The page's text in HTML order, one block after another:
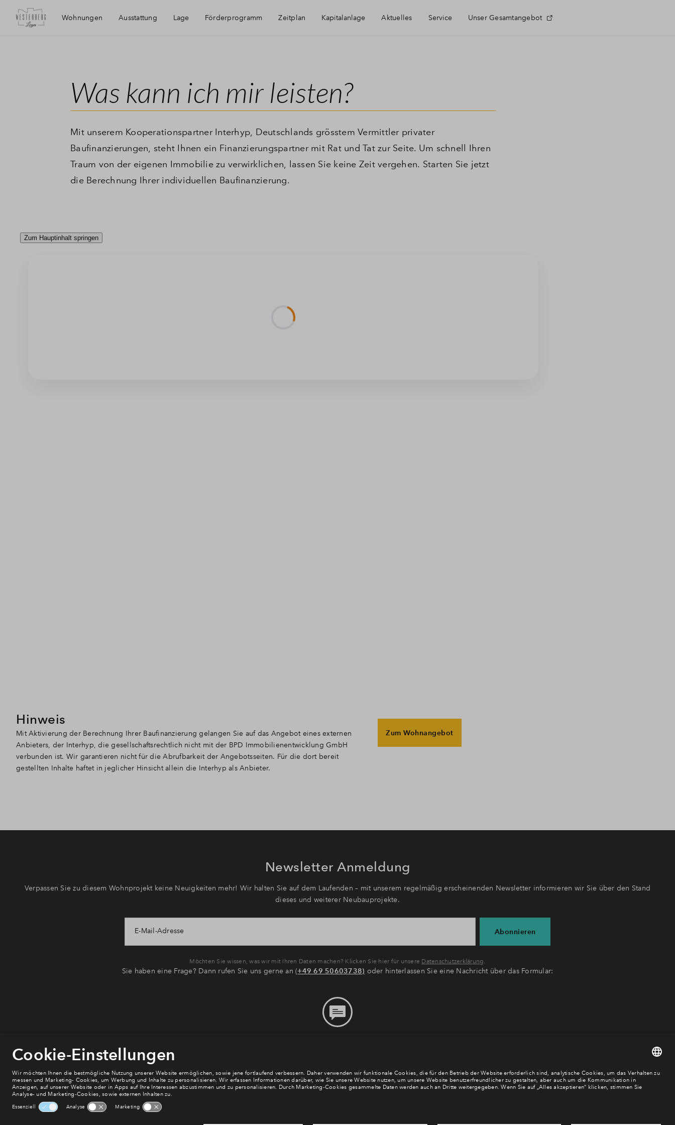
Wohnungen Ausstattung Lage Förderprogramm Zeitplan Kapitalanlage
AfA Beispielrechnung
Aktuelles Service
Über BPD
Unser Gesamtangebot
Was kann ich mir leisten?
Mit unserem Kooperationspartner Interhyp, Deutschlands grösstem Vermittler privater
Baufinanzierungen, steht Ihnen ein Finanzierungspartner mit Rat und Tat zur Seite. Um schnell Ihren
Traum von der eigenen Immobilie zu verwirklichen, lassen Sie keine Zeit vergehen. Starten Sie jetzt
die Berechnung Ihrer individuellen Baufinanzierung.
Hinweis
Mit Aktivierung der Berechnung Ihrer Baufinanzierung gelangen Sie auf das Angebot eines externen
Anbieters, der Interhyp, die gesellschaftsrechtlich nicht mit der BPD Immobilienentwicklung GmbH
verbunden ist. Wir garantieren nicht für die Abrufbarkeit der Angebotsseiten. Für die dort bereit
gestellten Inhalte haftet in jeglicher Hinsicht allein die Interhyp als Anbieter.
Zum Wohnangebot
Newsletter Anmeldung
Verpassen Sie zu diesem Wohnprojekt keine Neuigkeiten mehr! Wir halten Sie auf dem Laufenden – mit unserem regelmäßig erscheinenden Newsletter informieren wir Sie über den Stand
dieses und weiterer Neubauprojekte.
E-Mail-Adresse Abonnieren
Möchten Sie wissen, was wir mit Ihren Daten machen? Klicken Sie hier für unsere Datenschutzerklärung.
Sie haben eine Frage? Dann rufen Sie uns gerne an (+49 69 50603738) oder hinterlassen Sie eine Nachricht über das Formular: